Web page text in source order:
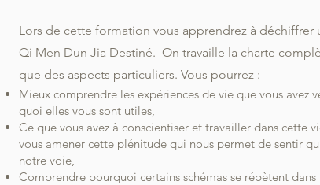
Lors de cette formation vous apprendrez à déchiffrer
Qi Men Dun Jia Destiné. On travaille la charte
que des aspects particuliers. Vous pourrez :
Mieux comprendre les expériences de vie que vous avez
quoi elles vous sont utiles,
Ce que vous avez à conscientiser et travailler dans cette
vous amener cette plénitude qui nous permet de sentir
notre voie,
Comprendre pourquoi certains schémas se répètent